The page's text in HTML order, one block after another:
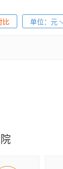
单位： 元
比